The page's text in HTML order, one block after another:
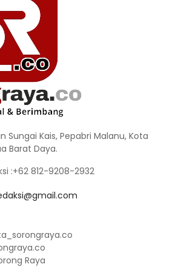
Sungai Kais, Pepabri Malanu, Kota
Barat Daya.
:+62 812-9208-2932
Raya